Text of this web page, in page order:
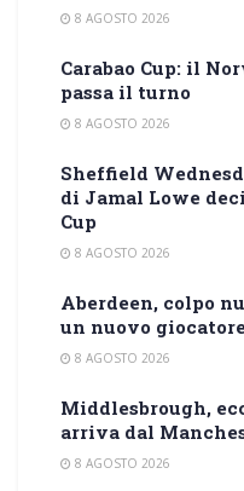
8 AGOSTO 2026
Carabao Cup: il
passa il turno
8 AGOSTO 2026
Sheffield
di Jamal Lowe
Cup
8 AGOSTO 2026
Aberdeen, colpo
un nuovo
8 AGOSTO 2026
Middlesbrough,
arriva dal
8 AGOSTO 2026